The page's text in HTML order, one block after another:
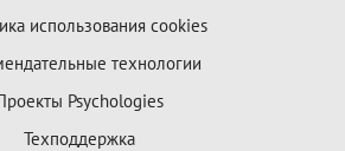
использования cookies
технологии
Psychologies
Техподдержка